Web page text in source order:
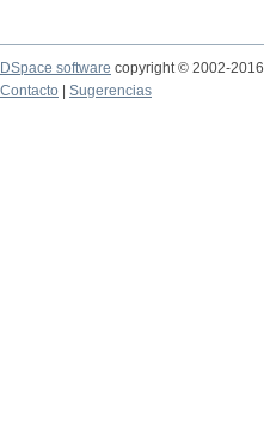
DSpace software copyright © 2002-2016
Contacto
Sugerencias